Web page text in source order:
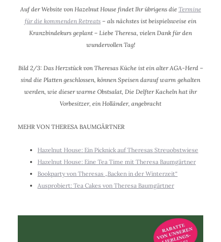
Auf der Website von Hazelnut House findet Ihr übrigens die Termine
für die kommenden Retreats – als nächstes ist beispielsweise ein
Kranzbindekurs geplant – Liebe Theresa, vielen Dank für den
wundervollen Tag!
Bild 2/3: Das Herzstück von Theresas Küche ist ein alter AGA-Herd –
sind die Platten geschlossen, können Speisen darauf warm gehalten
werden, wie dieser warme Obstsalat, Die Delfter Kacheln hat ihr
Vorbesitzer, ein Holländer, angebracht
MEHR VON THERESA BAUMGÄRTNER
Hazelnut House: Ein Picknick auf Theresas Streuobstwiese
Hazelnut House: Eine Tea Time mit Theresa Baumgärtner
Bookparty von Theresas „Backen in der Winterzeit“
Ausprobiert: Tea Cakes von Theresa Baumgärtner